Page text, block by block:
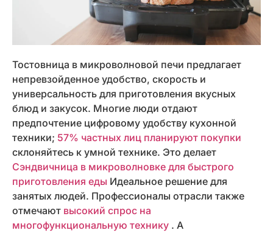
Тостовница в микроволновой печи предлагает
непревзойденное удобство, скорость и
универсальность для приготовления вкусных
блюд и закусок. Многие люди отдают
предпочтение цифровому удобству кухонной
техники; 57% частных лиц планируют покупки
склоняйтесь к умной технике. Это делает
Сэндвичница в микроволновке для быстрого
приготовления еды Идеальное решение для
занятых людей. Профессионалы отрасли также
отмечают высокий спрос на
многофункциональную технику . А